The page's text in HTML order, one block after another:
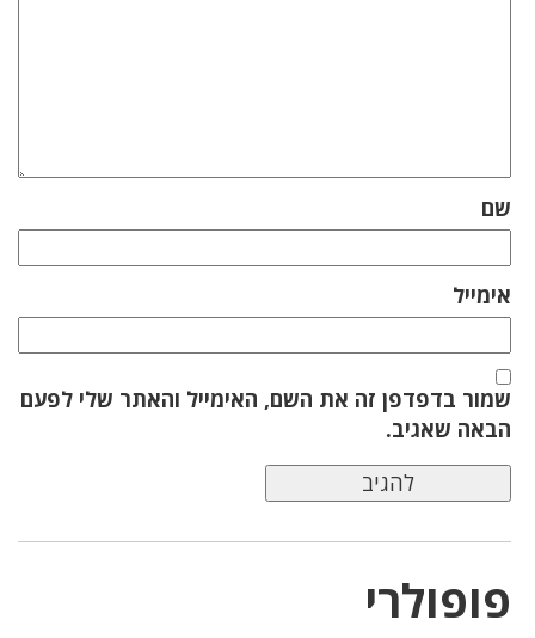
שם
אימייל
שמור בדפדפן זה את השם, האימייל והאתר שלי לפעם
הבאה שאגיב.
פופולרי